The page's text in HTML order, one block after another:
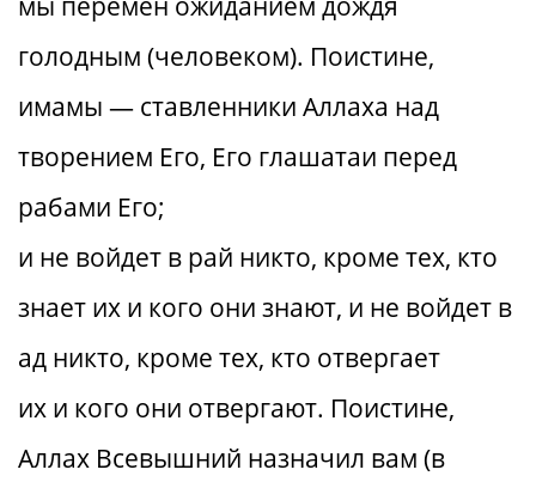
голодным (человеком). Поистине,
имамы — ставленники Аллаха над
творением Его, Его глашатаи перед
рабами Его;
и не войдет в рай никто, кроме тех, кто
знает их и кого они знают, и не войдет в
ад никто, кроме тех, кто отвергает
их и кого они отвергают. Поистине,
Аллах Всевышний назначил вам (в